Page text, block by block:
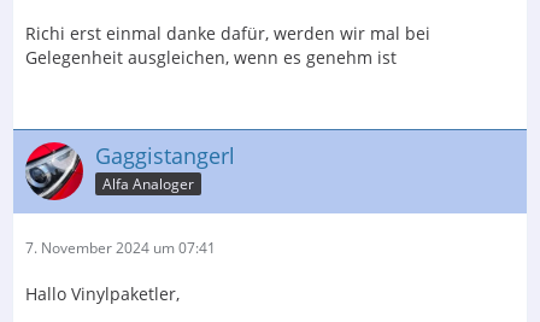
Richi erst einmal danke dafür, werden wir mal bei
Gelegenheit ausgleichen, wenn es genehm ist
Gaggistangerl
Alfa Analoger
7. November 2024 um 07:41
Hallo Vinylpaketler,